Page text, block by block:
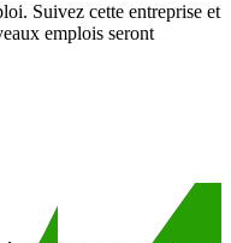
Suivez cette entreprise et
emplois seront